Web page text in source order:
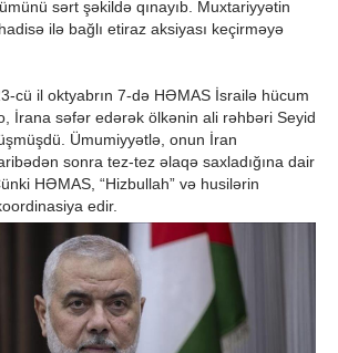
sərt şəkildə qınayıb. Muxtariyyətin
ilə bağlı etiraz aksiyası keçirməyə
cü il oktyabrın 7-də HƏMAS İsrailə hücum
İrana səfər edərək ölkənin ali rəhbəri Seyid
Ümumiyyətlə, onun İran
sonra tez-tez əlaqə saxladığına dair
HƏMAS, “Hizbullah” və husilərin
edir.